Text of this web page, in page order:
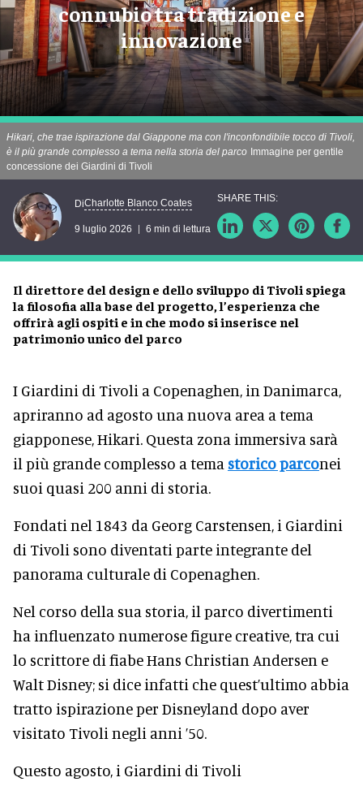
connubio tra tradizione e
innovazione
Il direttore del design e dello sviluppo di Tivoli spiega
la filosofia alla base del progetto, l’esperienza che
offrirà agli ospiti e in che modo si inserisce nel
patrimonio unico del parco
Hikari, che trae ispirazione dal Giappone ma con l'inconfondibile tocco di Tivoli,
è il più grande complesso a tema nella storia del parco Immagine per gentile
concessione dei Giardini di Tivoli
DiCharlotte Blanco Coates
9 luglio 2026 6 min di lettura
I Giardini di Tivoli a Copenaghen, in Danimarca,
apriranno ad agosto una nuova area a tema
giapponese, Hikari. Questa zona immersiva sarà
il più grande complesso a tema storico parconei
suoi quasi 200 anni di storia.
Fondati nel 1843 da Georg Carstensen, i Giardini
di Tivoli sono diventati parte integrante del
panorama culturale di Copenaghen.
Nel corso della sua storia, il parco divertimenti
ha influenzato numerose figure creative, tra cui
lo scrittore di fiabe Hans Christian Andersen e
Walt Disney; si dice infatti che quest’ultimo abbia
tratto ispirazione per Disneyland dopo aver
visitato Tivoli negli anni ’50.
Questo agosto, i Giardini di Tivoli